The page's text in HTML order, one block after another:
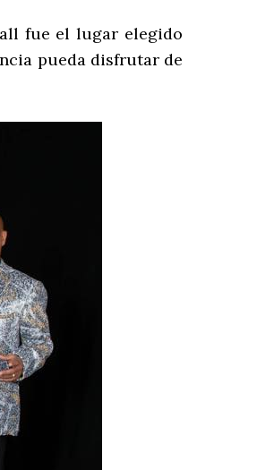
fue el lugar elegido
pueda disfrutar de